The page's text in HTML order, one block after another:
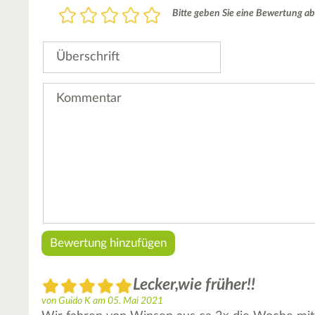
Bewertung
5
4
3
2
1
Bitte geben Sie eine Bewertung
Überschrift
Lecker,wie früher!!
von Guido K am 05. Mai 2021